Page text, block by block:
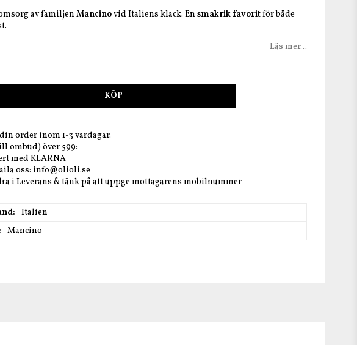
av familjen Mancinovid Italiens klack. En smakrik favoritför både
Läs mer...
KÖP
order inom 1-3 vardagar.
ombud) över 599:-
med KLARNA
oss: info@olioli.se
i Leverans & tänk på att uppge mottagarens mobilnummer
Italien
Mancino